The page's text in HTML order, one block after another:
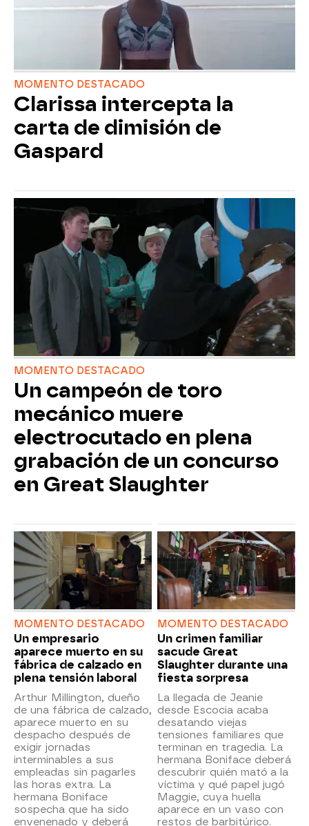
MOMENTO DESTACADO
Clarissa intercepta la
carta de dimisión de
Gaspard
MOMENTO DESTACADO
Un campeón de toro
mecánico muere
electrocutado en plena
grabación de un concurso
en Great Slaughter
MOMENTO DESTACADO
Un empresario
aparece muerto en su
fábrica de calzado en
plena tensión laboral
Arthur Millington, dueño
de una fábrica de calzado,
aparece muerto en su
despacho después de
exigir jornadas
interminables a sus
empleadas sin pagarles
las horas extra. La
hermana Boniface
sospecha que ha sido
envenenado y deberá
MOMENTO DESTACADO
Un crimen familiar
sacude Great
Slaughter durante una
fiesta sorpresa
La llegada de Jeanie
desde Escocia acaba
desatando viejas
tensiones familiares que
terminan en tragedia. La
hermana Boniface deberá
descubrir quién mató a la
víctima y qué papel jugó
Maggie, cuya huella
aparece en un vaso con
restos de barbitúrico.